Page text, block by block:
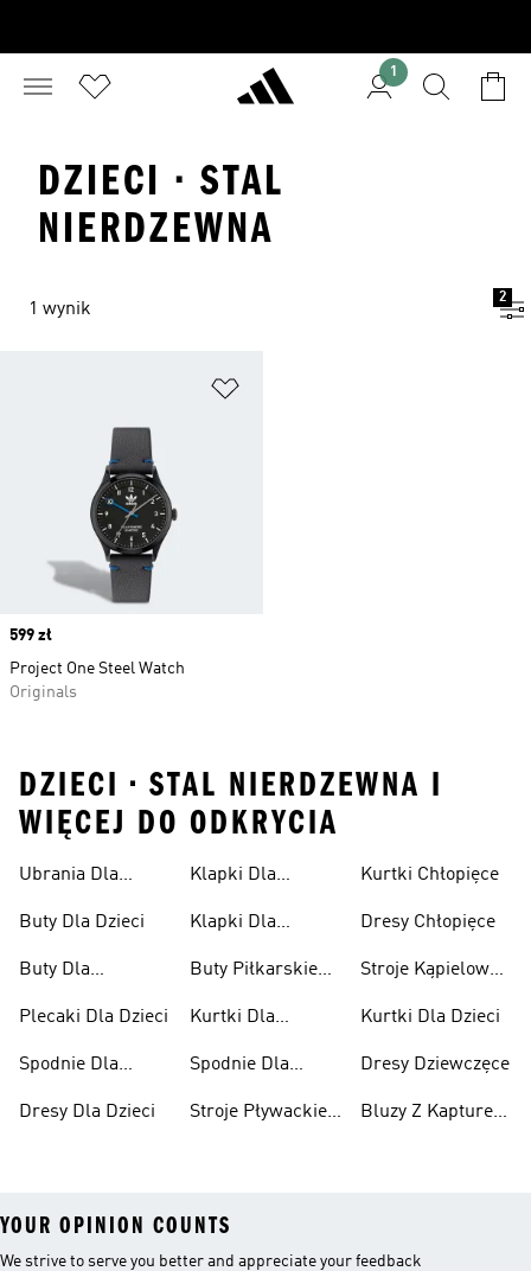
1
DZIECI · STAL
NIERDZEWNA
1 wynik
2
Price
599 zł
Project One Steel Watch
Originals
DZIECI • STAL NIERDZEWNA I
WIĘCEJ DO ODKRYCIA
Ubrania Dla
Buty Dla Dzieci
Buty Dla
Plecaki Dla Dzieci
Spodnie Dla
Dresy Dla Dzieci
Klapki Dla
Klapki Dla
Buty Piłkarskie
Kurtki Dla
Spodnie Dla
Stroje Pływackie
Kurtki Chłopięce
Dresy Chłopięce
Stroje Kąpielowe
Kurtki Dla Dzieci
Dresy Dziewczęce
Bluzy Z Kapturem
YOUR OPINION COUNTS
We strive to serve you better and appreciate your feedback